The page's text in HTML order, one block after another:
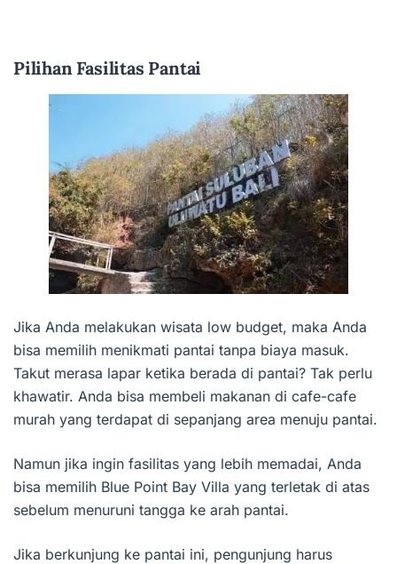
Pilihan Fasilitas Pantai
Jika Anda melakukan wisata low budget, maka Anda
bisa memilih menikmati pantai tanpa biaya masuk.
Takut merasa lapar ketika berada di pantai? Tak perlu
khawatir. Anda bisa membeli makanan di cafe-cafe
murah yang terdapat di sepanjang area menuju pantai.
Namun jika ingin fasilitas yang lebih memadai, Anda
bisa memilih Blue Point Bay Villa yang terletak di atas
sebelum menuruni tangga ke arah pantai.
Jika berkunjung ke pantai ini, pengunjung harus